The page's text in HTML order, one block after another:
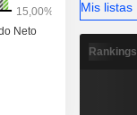
Mis listas
Rankings